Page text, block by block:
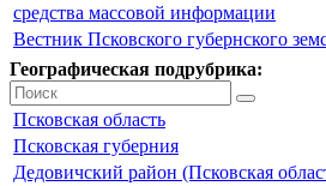
средства массовой информации
Вестник Псковского губернского
Географическая подрубрика:
Псковская область
Псковская губерния
Дедовичский район (Псковская